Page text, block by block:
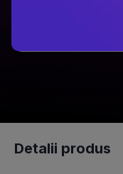
Detalii produs